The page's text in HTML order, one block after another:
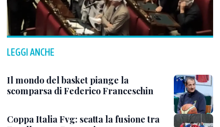
LEGGI ANCHE
Il mondo del basket piange la
scomparsa di Federico Franceschin
Coppa Italia Fvg: scatta la fusione tra